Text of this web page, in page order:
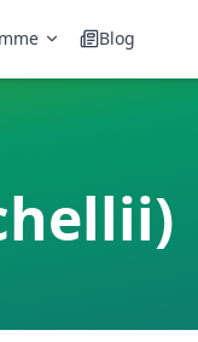
Blog